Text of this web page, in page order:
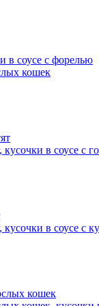
в соусе с форелью
кошек
в соусе с
в соусе с
кошек